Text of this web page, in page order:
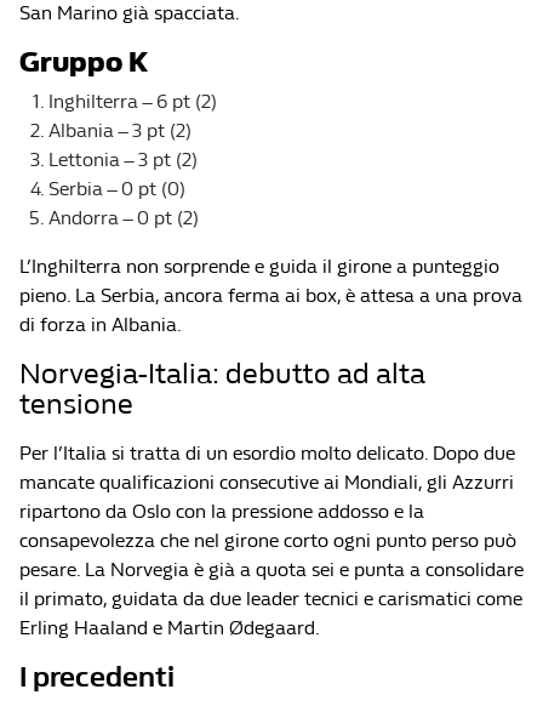
San Marino già spacciata.
Gruppo K
Inghilterra – 6 pt (2)
Albania – 3 pt (2)
Lettonia – 3 pt (2)
Serbia – 0 pt (0)
Andorra – 0 pt (2)
L’Inghilterra non sorprende e guida il girone a punteggio
pieno. La Serbia, ancora ferma ai box, è attesa a una prova
di forza in Albania.
Norvegia-Italia: debutto ad alta
tensione
Per l’Italia si tratta di un esordio molto delicato. Dopo due
mancate qualificazioni consecutive ai Mondiali, gli Azzurri
ripartono da Oslo con la pressione addosso e la
consapevolezza che nel girone corto ogni punto perso può
pesare. La Norvegia è già a quota sei e punta a consolidare
il primato, guidata da due leader tecnici e carismatici come
Erling Haaland e Martin Ødegaard.
I precedenti